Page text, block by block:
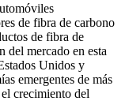
de fibra de carbono
de fibra de
del mercado en esta
Unidos y
emergentes de más
crecimiento del